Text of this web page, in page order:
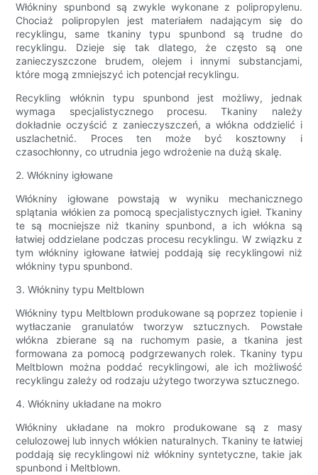
Włókniny spunbond są zwykle wykonane z polipropylenu.
Chociaż polipropylen jest materiałem nadającym się do
recyklingu, same tkaniny typu spunbond są trudne do
recyklingu. Dzieje się tak dlatego, że często są one
zanieczyszczone brudem, olejem i innymi substancjami,
które mogą zmniejszyć ich potencjał recyklingu.
Recykling włóknin typu spunbond jest możliwy, jednak
wymaga specjalistycznego procesu. Tkaniny należy
dokładnie oczyścić z zanieczyszczeń, a włókna oddzielić i
uszlachetnić. Proces ten może być kosztowny i
czasochłonny, co utrudnia jego wdrożenie na dużą skalę.
2. Włókniny igłowane
Włókniny igłowane powstają w wyniku mechanicznego
splątania włókien za pomocą specjalistycznych igieł. Tkaniny
te są mocniejsze niż tkaniny spunbond, a ich włókna są
łatwiej oddzielane podczas procesu recyklingu. W związku z
tym włókniny igłowane łatwiej poddają się recyklingowi niż
włókniny typu spunbond.
3. Włókniny typu Meltblown
Włókniny typu Meltblown produkowane są poprzez topienie i
wytłaczanie granulatów tworzyw sztucznych. Powstałe
włókna zbierane są na ruchomym pasie, a tkanina jest
formowana za pomocą podgrzewanych rolek. Tkaniny typu
Meltblown można poddać recyklingowi, ale ich możliwość
recyklingu zależy od rodzaju użytego tworzywa sztucznego.
4. Włókniny układane na mokro
Włókniny układane na mokro produkowane są z masy
celulozowej lub innych włókien naturalnych. Tkaniny te łatwiej
poddają się recyklingowi niż włókniny syntetyczne, takie jak
spunbond i Meltblown.